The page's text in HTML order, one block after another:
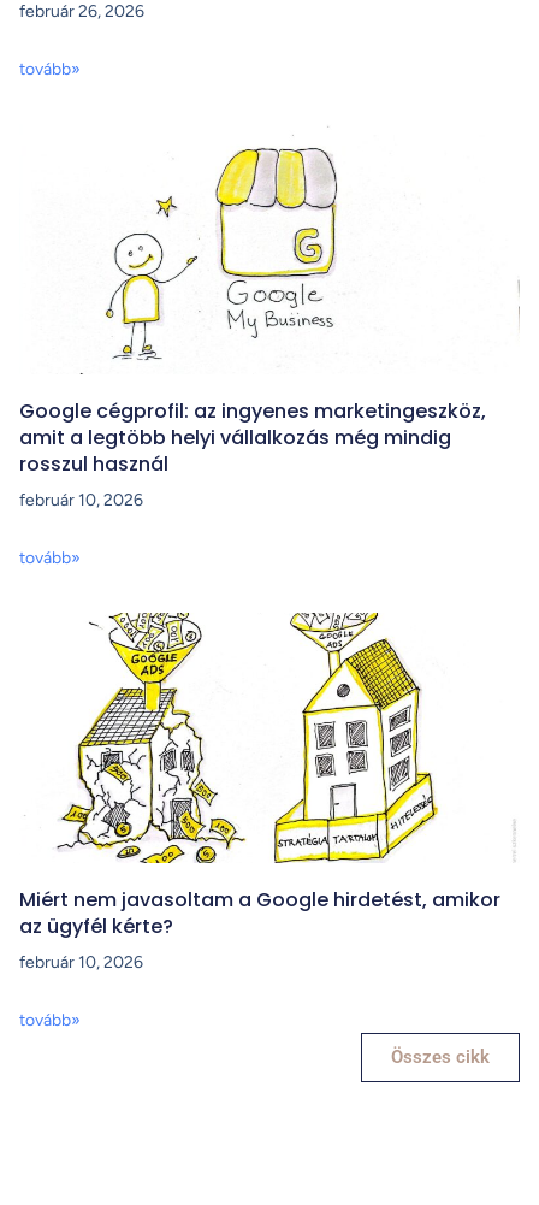
február 26, 2026
tovább»
Google cégprofil: az ingyenes marketingeszköz,
amit a legtöbb helyi vállalkozás még mindig
rosszul használ
február 10, 2026
tovább»
Miért nem javasoltam a Google hirdetést, amikor
az ügyfél kérte?
február 10, 2026
tovább»
Összes cikk